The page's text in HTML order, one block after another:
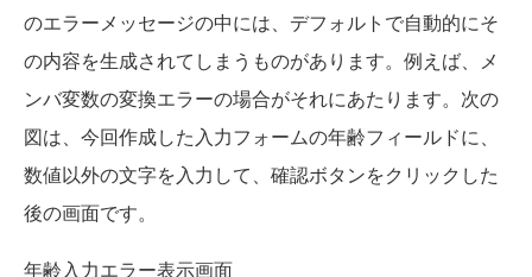
のエラーメッセージの中には、デフォルトで自動的にそ
の内容を生成されてしまうものがあります。例えば、メ
ンバ変数の変換エラーの場合がそれにあたります。次の
図は、今回作成した入力フォームの年齢フィールドに、
数値以外の文字を入力して、確認ボタンをクリックした
後の画面です。
年齢入力エラー表示画面